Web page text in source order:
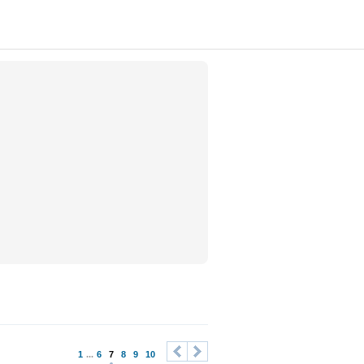
1 ... 6 7 8 9 10
<